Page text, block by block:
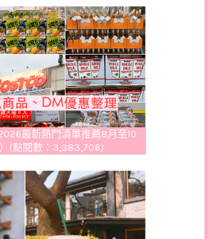
最新熱門清單推薦8月至10
(點閱數：3,383,706)